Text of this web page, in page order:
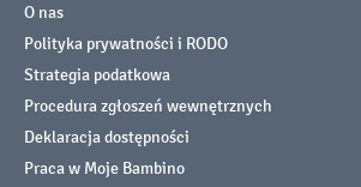
O nas
Polityka prywatności i RODO
Strategia podatkowa
Procedura zgłoszeń wewnętrznych
Deklaracja dostępności
Praca w Moje Bambino